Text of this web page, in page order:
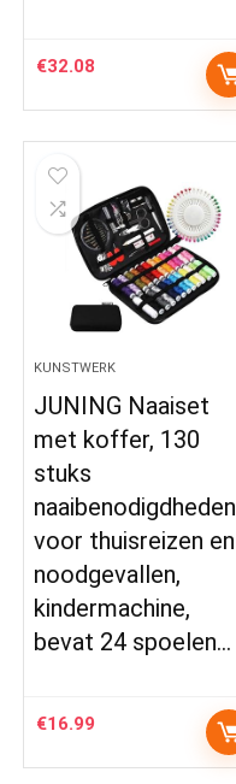
€32.08
KUNSTWERK
JUNING Naaiset
met koffer, 130
stuks
naaibenodigdheden
voor thuisreizen en
noodgevallen,
kindermachine,
bevat 24 spoelen…
€16.99